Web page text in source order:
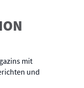
mit
und